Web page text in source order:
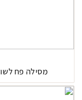
מסילה פח